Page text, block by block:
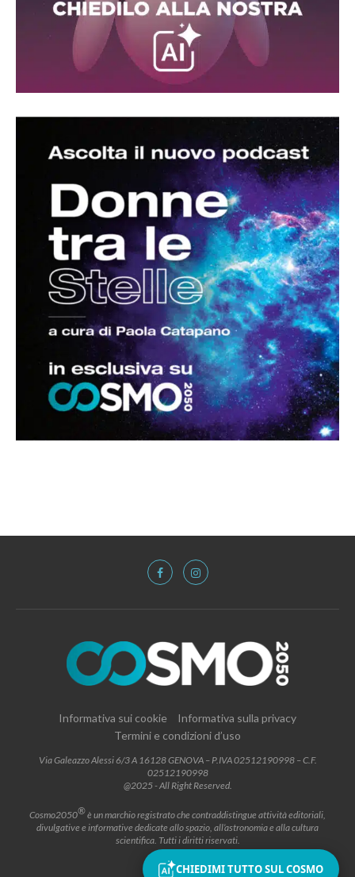
Informativa sui cookie
Informativa sulla privacy
Termini e condizioni d’uso
Via Galeazzo Alessi 6/3 A 16128 GENOVA – P.IVA 02512190998 – C.F.
02512190998
@2025 - All Right Reserved.
Cosmo2050®è un marchio registrato che contraddistingue attività editoriali,
divulgative e informative dedicate allo spazio, all’astronomia e alla cultura
scientifica. Tutti i diritti riservati.
CHIEDIMI TUTTO SUL COSMO